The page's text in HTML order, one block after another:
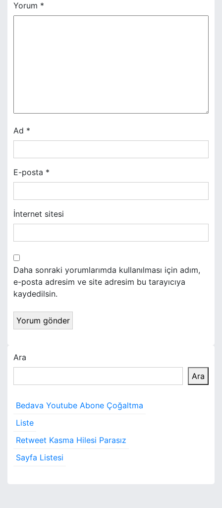
e
e
s
i
Yorum *
Ad *
E-posta *
İnternet sitesi
Daha sonraki yorumlarımda kullanılması için adım,
e-posta adresim ve site adresim bu tarayıcıya
kaydedilsin.
Ara
Ara
Bedava Youtube Abone Çoğaltma
Liste
Retweet Kasma Hilesi Parasız
Sayfa Listesi